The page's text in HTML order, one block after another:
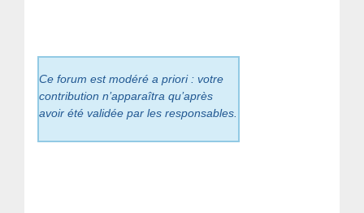
Ce forum est modéré a priori : votre
contribution n’apparaîtra qu’après
avoir été validée par les responsables.